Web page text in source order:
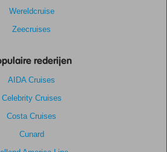
Wereldcruise
Zeecruises
rederijen
AIDA Cruises
Celebrity Cruises
Costa Cruises
Cunard